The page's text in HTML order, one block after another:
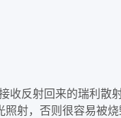
反射回来的瑞利散
射，否则很容易被